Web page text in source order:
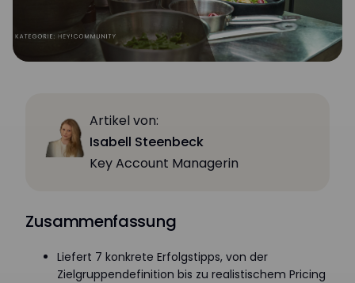
Artikel von:
Isabell Steenbeck
Key Account Managerin
Zusammenfassung
Liefert 7 konkrete Erfolgstipps, von der
Zielgruppendefinition bis zu realistischem Pricing